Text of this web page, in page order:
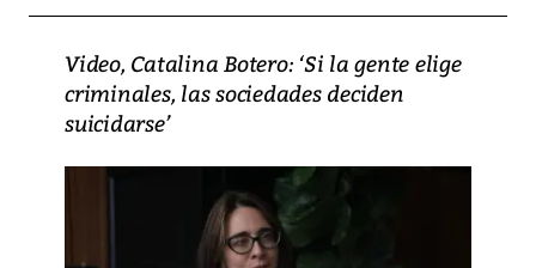
Video, Catalina Botero: ‘Si la gente elige
criminales, las sociedades deciden
suicidarse’